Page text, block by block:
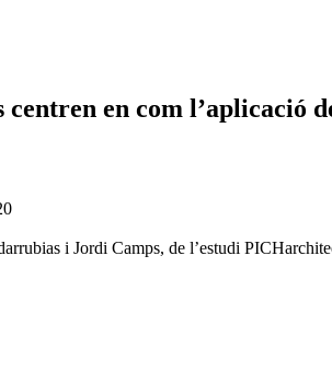
centren en com l’aplicació
i Jordi Camps, de l’estudi